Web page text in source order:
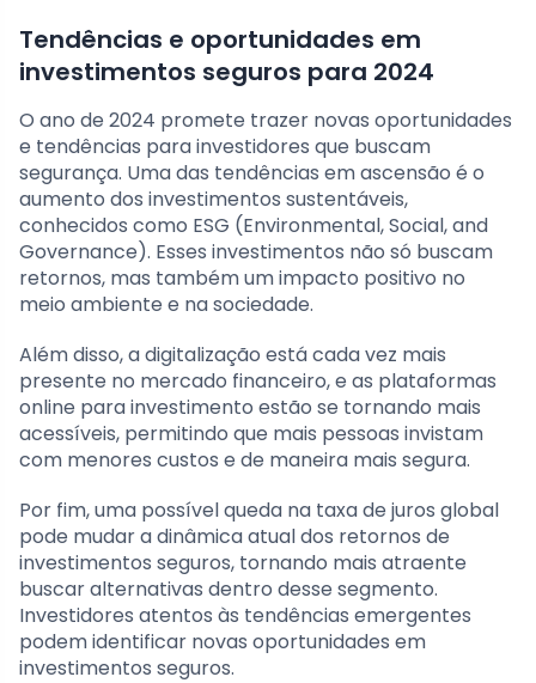
Tendências e oportunidades em
investimentos seguros para 2024
O ano de 2024 promete trazer novas oportunidades
e tendências para investidores que buscam
segurança. Uma das tendências em ascensão é o
aumento dos investimentos sustentáveis,
conhecidos como ESG (Environmental, Social, and
Governance). Esses investimentos não só buscam
retornos, mas também um impacto positivo no
meio ambiente e na sociedade.
Além disso, a digitalização está cada vez mais
presente no mercado financeiro, e as plataformas
online para investimento estão se tornando mais
acessíveis, permitindo que mais pessoas invistam
com menores custos e de maneira mais segura.
Por fim, uma possível queda na taxa de juros global
pode mudar a dinâmica atual dos retornos de
investimentos seguros, tornando mais atraente
buscar alternativas dentro desse segmento.
Investidores atentos às tendências emergentes
podem identificar novas oportunidades em
investimentos seguros.